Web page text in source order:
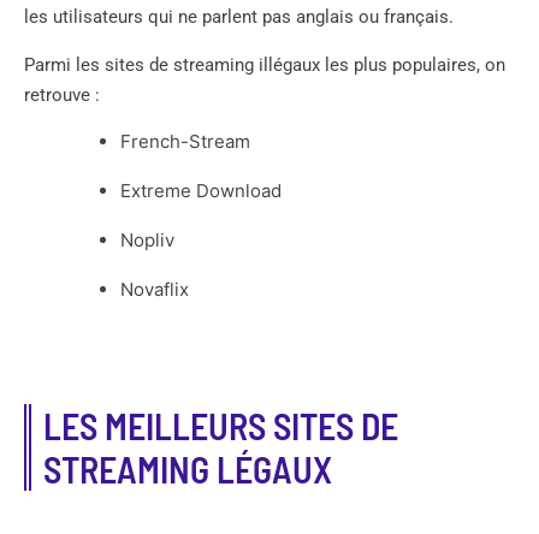
les utilisateurs qui ne parlent pas anglais ou français.
Parmi les sites de streaming illégaux les plus populaires, on
retrouve :
French-Stream
Extreme Download
Nopliv
Novaflix
LES MEILLEURS SITES DE
STREAMING LÉGAUX